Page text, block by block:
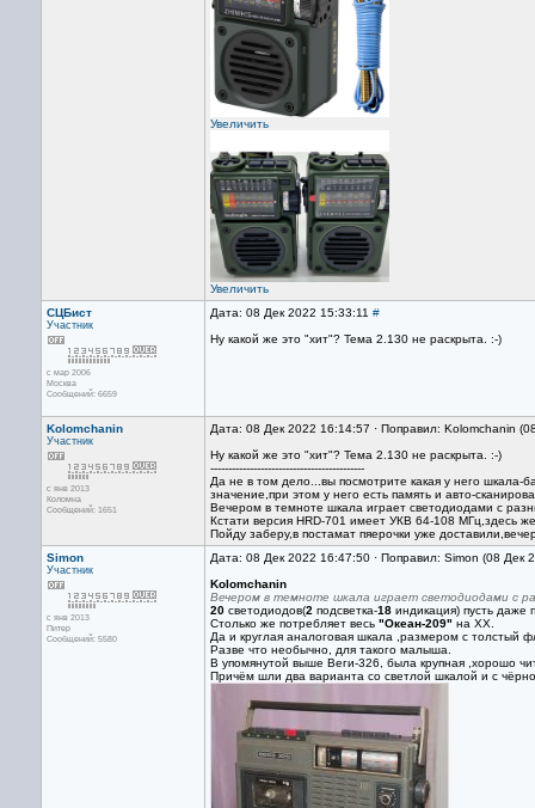
Увеличить
Увеличить
СЦБист
Участник
с мар 2006
Москва
Сообщений: 6659
Дата: 08 Дек 2022 15:33:11 #
Ну какой же это "хит"? Тема 2.130 не раскрыта. :-)
Kolomchanin
Участник
с янв 2013
Коломна
Сообщений: 1651
Дата: 08 Дек 2022 16:14:57 · Поправил: Kolomchanin
Ну какой же это "хит"? Тема 2.130 не раскрыта. :-)
-------------------------------------------
Да не в том дело...вы посмотрите какая у него
значение,при этом у него есть память и авто-
Вечером в темноте шкала играет светодиодами с
Кстати версия HRD-701 имеет УКВ 64-108 МГц,здесь
Пойду заберу,в постамат пяерочки уже
Simon
Участник
с янв 2013
Питер
Сообщений: 5580
Дата: 08 Дек 2022 16:47:50 · Поправил: Simon (08 Дек
Kolomchanin
Вечером в темноте шкала играет светодиодами с
20 светодиодов(2 подсветка-18 индикация) пусть даже
Столько же потребляет весь "Океан-209" на ХХ.
Да и круглая аналоговая шкала ,размером с толстый
Разве что необычно, для такого малыша.
В упомянутой выше Веги-326, была крупная ,хорошо
Причём шли два варианта со светлой шкалой и с